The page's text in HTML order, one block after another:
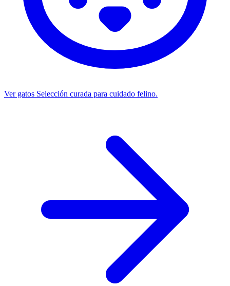
Ver gatos Selección curada para cuidado felino.